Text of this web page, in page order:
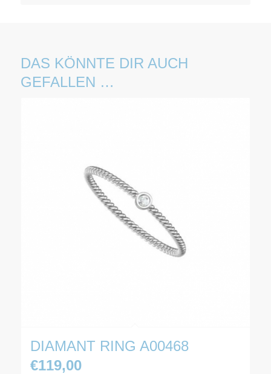
DAS KÖNNTE DIR AUCH
GEFALLEN …
DIAMANT RING A00468
€119,00